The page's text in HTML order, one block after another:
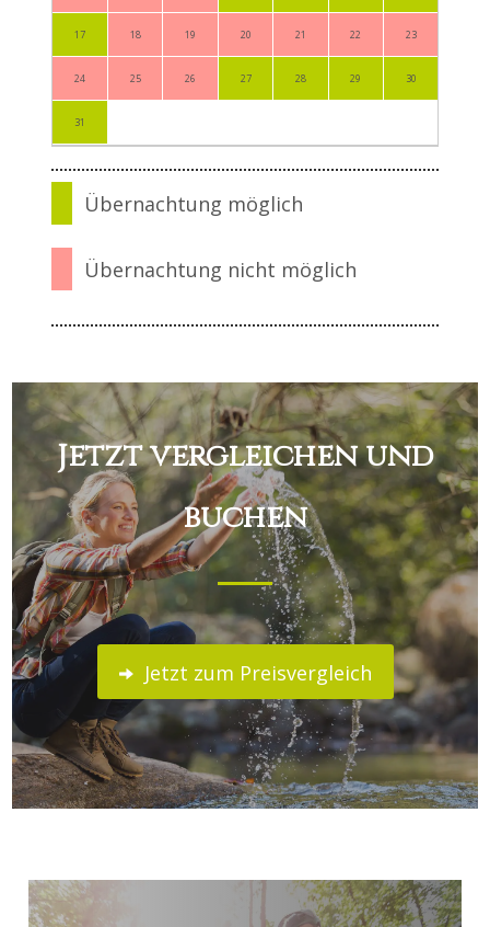
17 18 19 20 21 22 23
24 25 26 27 28 29 30
31
Übernachtung möglich
Übernachtung nicht möglich
Jetzt vergleichen und
buchen
Jetzt zum Preisvergleich